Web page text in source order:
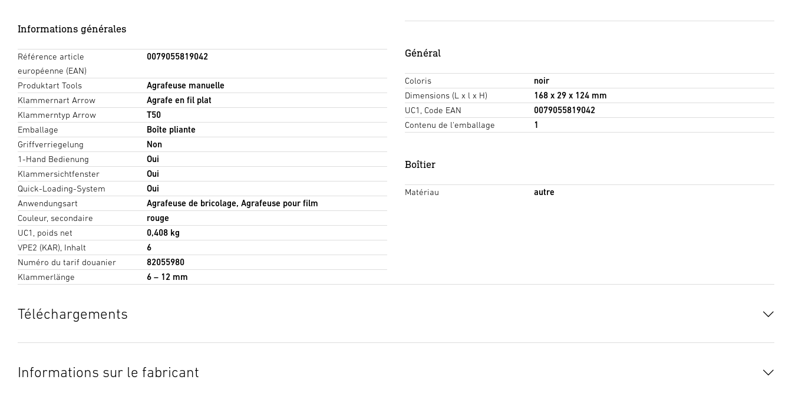
Informations générales
Référence article
européenne (EAN)
0079055819042
Produktart Tools
Agrafeuse manuelle
Klammernart Arrow
Agrafe en fil plat
Klammerntyp Arrow
T50
Emballage
Boîte pliante
Griffverriegelung
Non
1-Hand Bedienung
Oui
Klammersichtfenster
Oui
Quick-Loading-System
Oui
Anwendungsart
Agrafeuse de bricolage, Agrafeuse pour film
Couleur, secondaire
rouge
UC1, poids net
0,408 kg
VPE2 (KAR), Inhalt
6
Numéro du tarif douanier
82055980
Klammerlänge
6 – 12 mm
Général
Coloris
noir
Dimensions (L x l x H)
168 x 29 x 124 mm
UC1, Code EAN
0079055819042
Contenu de l'emballage
1
Boîtier
Matériau autre
Téléchargements
Informations sur le fabricant